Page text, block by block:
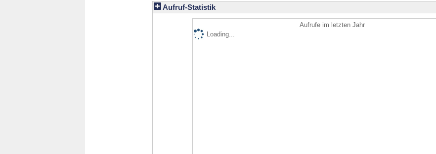
Aufruf-Statistik
Aufrufe im letzten Jahr
Loading...